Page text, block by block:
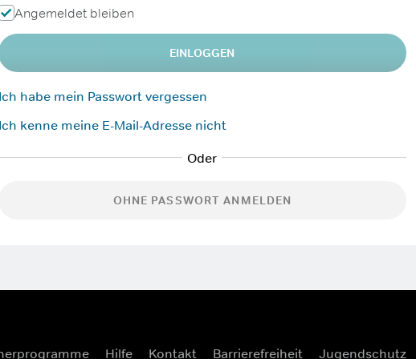
Angemeldet bleiben
EINLOGGEN
Ich habe mein Passwort vergessen
Ich kenne meine E-Mail-Adresse nicht
OHNE PASSWORT ANMELDEN
Hilfe Kontakt Barrierefreiheit Jugendschutz